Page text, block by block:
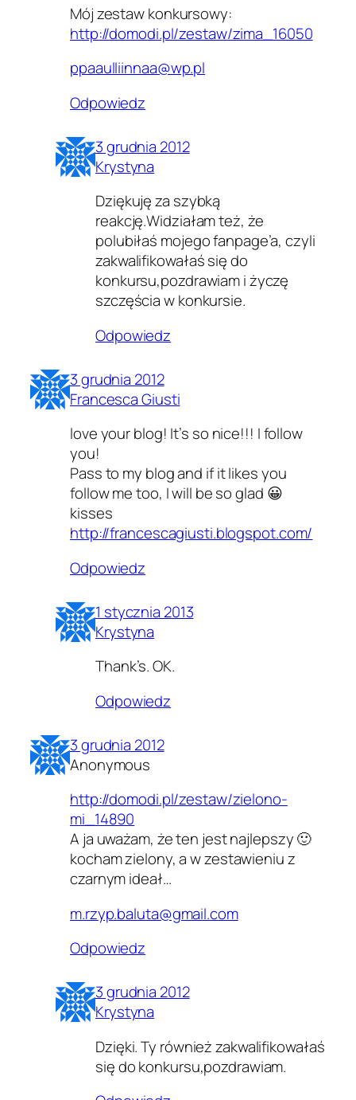
Mój zestaw konkursowy:
http://domodi.pl/zestaw/zima_16050
ppaaulliinnaa@wp.pl
Odpowiedz
3 grudnia 2012
Krystyna
Dziękuję za szybką
reakcję.Widziałam też, że
polubiłaś mojego fanpage’a, czyli
zakwalifikowałaś się do
konkursu,pozdrawiam i życzę
szczęścia w konkursie.
Odpowiedz
3 grudnia 2012
Francesca Giusti
love your blog! It’s so nice!!! I follow
you!
Pass to my blog and if it likes you
follow me too, I will be so glad 😀
kisses
http://francescagiusti.blogspot.com/
Odpowiedz
1 stycznia 2013
Krystyna
Thank’s. OK.
Odpowiedz
3 grudnia 2012
Anonymous
http://domodi.pl/zestaw/zielono-
mi_14890
A ja uważam, że ten jest najlepszy 🙂
kocham zielony, a w zestawieniu z
czarnym ideał…
m.rzyp.baluta@gmail.com
Odpowiedz
3 grudnia 2012
Krystyna
Dzięki. Ty również zakwalifikowałaś
się do konkursu,pozdrawiam.